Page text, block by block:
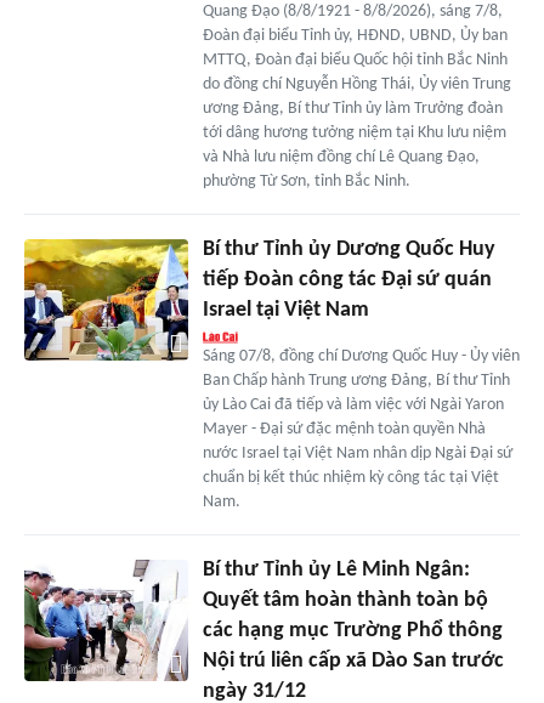
Quang Đạo (8/8/1921 - 8/8/2026), sáng 7/8,
Đoàn đại biểu Tỉnh ủy, HĐND, UBND, Ủy ban
MTTQ, Đoàn đại biểu Quốc hội tỉnh Bắc Ninh
do đồng chí Nguyễn Hồng Thái, Ủy viên Trung
ương Đảng, Bí thư Tỉnh ủy làm Trưởng đoàn
tới dâng hương tưởng niệm tại Khu lưu niệm
và Nhà lưu niệm đồng chí Lê Quang Đạo,
phường Từ Sơn, tỉnh Bắc Ninh.
Bí thư Tỉnh ủy Dương Quốc Huy
tiếp Đoàn công tác Đại sứ quán
Israel tại Việt Nam
Sáng 07/8, đồng chí Dương Quốc Huy - Ủy viên
Ban Chấp hành Trung ương Đảng, Bí thư Tỉnh
ủy Lào Cai đã tiếp và làm việc với Ngài Yaron
Mayer - Đại sứ đặc mệnh toàn quyền Nhà
nước Israel tại Việt Nam nhân dịp Ngài Đại sứ
chuẩn bị kết thúc nhiệm kỳ công tác tại Việt
Nam.
Bí thư Tỉnh ủy Lê Minh Ngân:
Quyết tâm hoàn thành toàn bộ
các hạng mục Trường Phổ thông
Nội trú liên cấp xã Dào San trước
ngày 31/12